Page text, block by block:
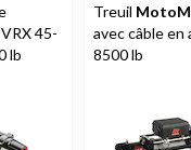
45-
lb
Treuil
avec câble en
8500 lb